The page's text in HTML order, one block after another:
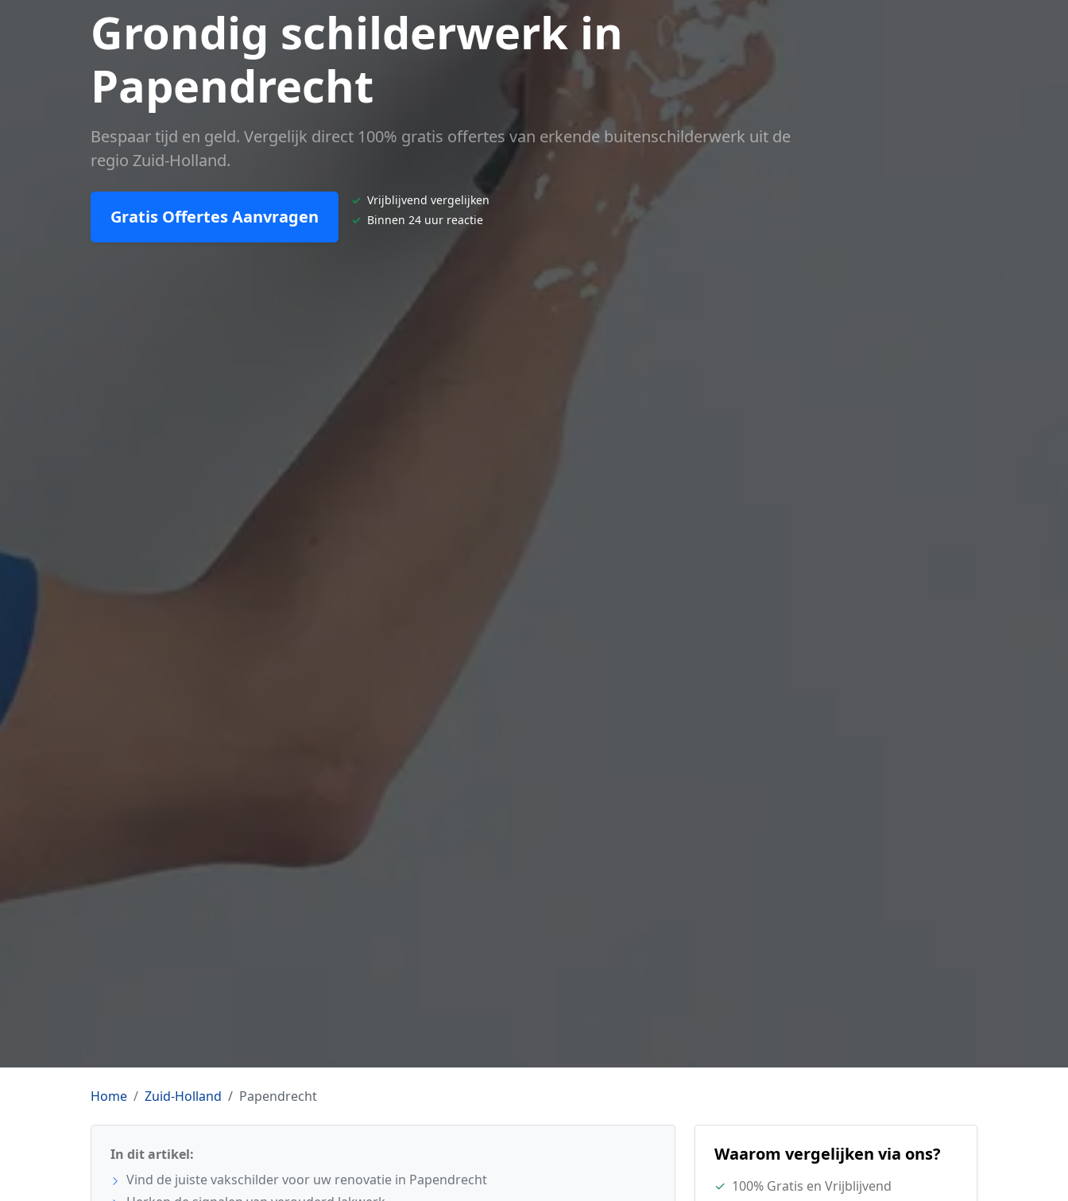
Grondig schilderwerk in
Papendrecht
Bespaar tijd en geld. Vergelijk direct 100% gratis offertes van erkende buitenschilderwerk uit de
regio Zuid-Holland.
Gratis Offertes Aanvragen
✓ Vrijblijvend vergelijken
✓ Binnen 24 uur reactie
Home Zuid-Holland Papendrecht
In dit artikel:
Vind de juiste vakschilder voor uw renovatie in Papendrecht
Waarom vergelijken via ons?
✓ 100% Gratis en Vrijblijvend